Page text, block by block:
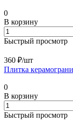
0
В корзину
Быстрый просмотр
360 ₽/шт
Плитка
0
В корзину
Быстрый просмотр